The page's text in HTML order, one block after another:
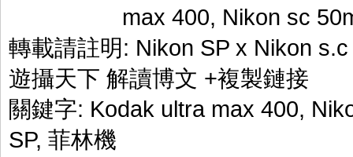
max 400, Nikon sc
轉載請註明: Nikon SP x Nikon
遊攝天下 解讀博文 +複製鏈接
關鍵字: Kodak ultra max 400,
SP, 菲林機